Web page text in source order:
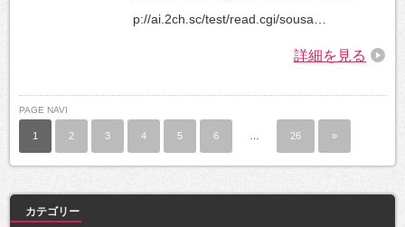
p://ai.2ch.sc/test/read.cgi/sousa…
詳細を見る
PAGE NAVI
1 2 3 4 5 6 26 »
カテゴリー